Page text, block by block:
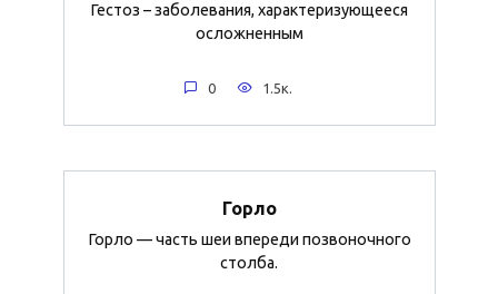
Гестоз – заболевания, характеризующееся
осложненным
0 1.5к.
Горло
Горло — часть шеи впереди позвоночного
столба.